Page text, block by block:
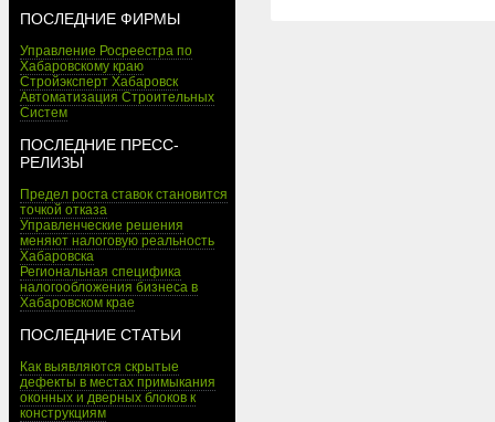
ПОСЛЕДНИЕ ФИРМЫ
Управление Росреестра по
Хабаровскому краю
Стройэксперт Хабаровск
Автоматизация Строительных
Систем
ПОСЛЕДНИЕ ПРЕСС-
РЕЛИЗЫ
Предел роста ставок становится
точкой отказа
Управленческие решения
меняют налоговую реальность
Хабаровска
Региональная специфика
налогообложения бизнеса в
Хабаровском крае
ПОСЛЕДНИЕ СТАТЬИ
Как выявляются скрытые
дефекты в местах примыкания
оконных и дверных блоков к
конструкциям